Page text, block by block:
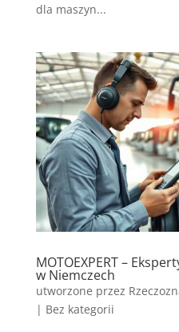
dla maszyn...
MOTOEXPERT –
w Niemczech
utworzone przez
| Bez kategorii